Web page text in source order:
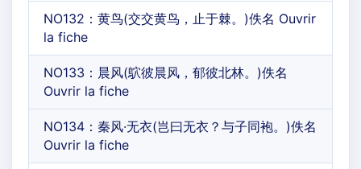
NO132：黄鸟(交交黄鸟，止于棘。)佚名 Ouvrir
la fiche
NO133：晨风(鴥彼晨风，郁彼北林。)佚名
Ouvrir la fiche
NO134：秦风·无衣(岂曰无衣？与子同袍。)佚名
Ouvrir la fiche